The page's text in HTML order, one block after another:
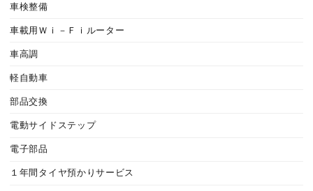
車検整備
車載用Ｗｉ－Ｆｉルーター
車高調
軽自動車
部品交換
電動サイドステップ
電子部品
１年間タイヤ預かりサービス